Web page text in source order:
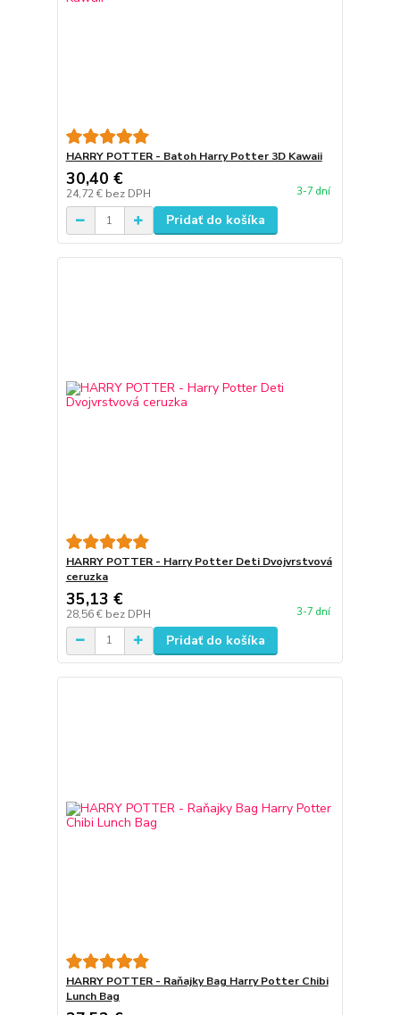
HARRY POTTER - Batoh Harry Potter 3D Kawaii
30,40 €
24,72 € bez DPH 3-7 dní
Pridať do košíka
HARRY POTTER - Harry Potter Deti Dvojvrstvová
ceruzka
35,13 €
28,56 € bez DPH 3-7 dní
Pridať do košíka
HARRY POTTER - Raňajky Bag Harry Potter Chibi
Lunch Bag